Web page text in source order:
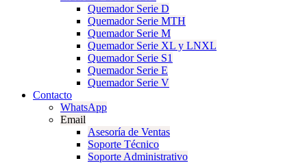
Quemador Serie D
Quemador Serie MTH
Quemador Serie M
Quemador Serie XL y LNXL
Quemador Serie S1
Quemador Serie E
Quemador Serie V
Contacto
WhatsApp
Email
Asesoría de Ventas
Soporte Técnico
Soporte Administrativo